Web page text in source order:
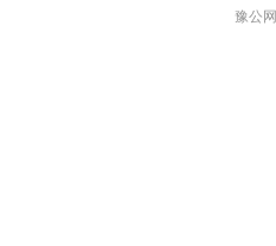
豫公